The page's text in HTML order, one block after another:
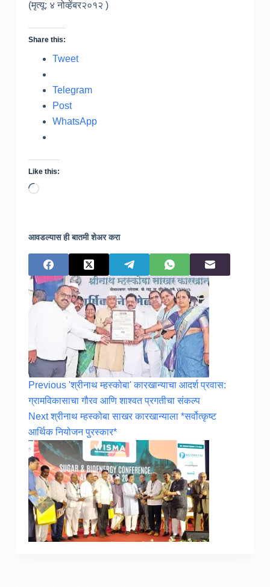
(मृत्यू: ४ नोव्हेंबर२०१२ )
Share this:
Tweet
Telegram
Post
WhatsApp
Like this:
Loading…
आवडल्यास ही बातमी शेअर करा
Previous 'श्रीनाथ म्हस्कोबा' कारखान्याचा आदर्श प्रवास:
ग्रामविकासाचा गौरव आणि शाश्वत प्रगतीचा संकल्प
Nextश्रीनाथ म्हस्कोबा साखर कारखान्याला *सर्वोत्कृष्ट
आर्थिक नियोजन पुरस्कार*